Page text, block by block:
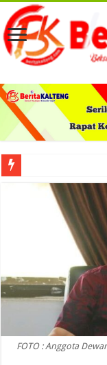
Viral! Selama Dua Bulan
FOTO : Anggota